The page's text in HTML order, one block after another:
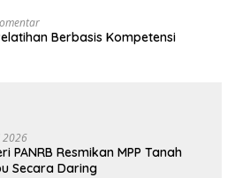
Berbasis Kompetensi
2026
PANRB Resmikan MPP Tanah
Secara Daring